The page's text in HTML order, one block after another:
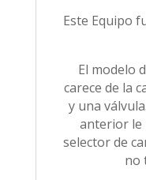
Este Equipo
El modelo
carece de la
y una
anterior le
selector de
no